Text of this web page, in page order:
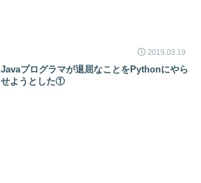
2019.03.19
Javaプログラマが退屈なことをPythonにやら
せようとした①